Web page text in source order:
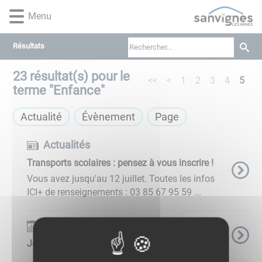
Lien
d'accès
rapide
menu
Lien
d'accès
rapide
contenu
principal
Lien
d'accès
rapide
la
recherche
Lien
d'accès
rapide
pied
page
Menu
Résultats
23 résultat(s) pour le
terme "Enfance"
<< < 1 2 3 4 5
Actualité Évènement Page
Actualités
Transports scolaires : pensez à vous inscrire !
Vous avez jusqu'au 12 juillet. Toutes les infos
ICI+ de renseignements : 03 85 67 95 59 ...
Jeu de piste interactif